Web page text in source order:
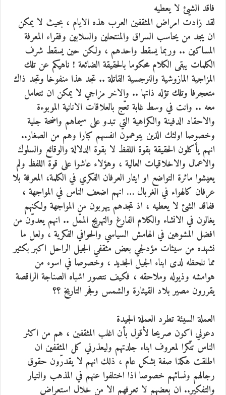
فاقد الشيئ لا يعطيه
لقد زادت امراض المثقفين العرب هذه الايام ، بحيث لا يمكن
ان يجد من يحاسب السراق والمنتحلين والسلابين وفقراء المعرفة
المساكين .. وربما يسقط واحدهم ، ولكن حين يسقط شرف
الكلمات يبقى الكلام محكوما بالحقيقة الضائعة ! ناهيكم عن تلك
المزاجية المازوشية والنرجسية القاتلة .. تجد هذا منفوخا وتجد ذاك
متعجرفا وتلك تؤله ذاتها .. والاخر مزاجي لا يمكن ان تتعامل
معه .. وانت في وسط غابة تعّج بالعلاقات الانانية الموبوءة
والاحقاد الدفينة والكراهية التي تبدو على سيماهم واضحة جلية
وخصوصا اولئك الذين يتوهمون انفسهم كبارا وهم من الصغار..
انهم يأكلون الحقيقة بقوة اللفظ لا بقوة الدلالة والوقائع والسلوك
والاعمال والاخلاقيات العالية ، وهؤلاء عاشوا على قوة اللفظ ولم
يعيشوا ماثرة التواضع او ايثار العرفان الفكري في الكلمة، المعرفة بلا
عرفان كالهواء في الغربال … انهم اضعف الناس في المواجهة ،
ففاقد الشئ لا يعطيه ، اذ تجدهم يهربون من المواجهة ولكنهم
يغالون في الانشاء والكلام الفارغ والتهريج الممّل .. انهم يعدوّن من
افضل المشوهين في الهامش السياسي والحوافي الفكرية ، ولعل ما
نشهده من سيئات مؤدلجي بعض مثقفي الجيل الراحل اكبر بكثير
مما نلحظه لدى ابناء الجيل الجديد ، وخصوصا في اسوء من
هوامشه وذيوله وملاحقه ، فكيف نتصور اشباه الصناجة الراقصة
يقررون مصير بلاد القيثارة والشمس وفجر التاريخ ؟؟
العملة السيئة تطرد العملة الجيدة
دعوني اكون صريحا لأقول بأن اغلب المثقفين ، هم من اكثر
الناس تنّكرا لمعروف ابناء جلدتهم وليعذرني كل المثقفين ان
اطلقت هكذا صفة بشكل عام ، ذلك انهم لا يقدرّون حقوق
رجالهم ونسائهم خصوصا اذا اختلفوا عنهم في المذهب والتيار
والتفكير.. ان بعضهم لا تعرفهم الا من خلال استعراض